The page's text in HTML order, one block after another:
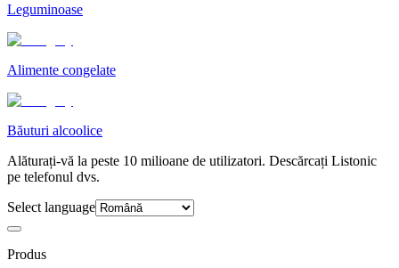
Leguminoase
Alimente congelate
Băuturi alcoolice
Alăturați-vă la peste 10 milioane de utilizatori. Descărcați Listonic
pe telefonul dvs.
Select language
Produs